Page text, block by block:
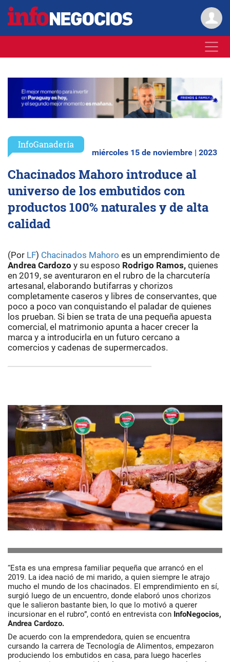
InfoGanadería
miércoles 15 de noviembre | 2023
Chacinados Mahoro introduce al
universo de los embutidos con
productos 100% naturales y de alta
calidad
(Por LF) Chacinados Mahoro es un emprendimiento de
Andrea Cardozo y su esposo Rodrigo Ramos, quienes
en 2019, se aventuraron en el rubro de la charcutería
artesanal, elaborando butifarras y chorizos
completamente caseros y libres de conservantes, que
poco a poco van conquistando el paladar de quienes
los prueban. Si bien se trata de una pequeña apuesta
comercial, el matrimonio apunta a hacer crecer la
marca y a introducirla en un futuro cercano a
comercios y cadenas de supermercados.
“Esta es una empresa familiar pequeña que arrancó en el
2019. La idea nació de mi marido, a quien siempre le atrajo
mucho el mundo de los chacinados. El emprendimiento en sí,
surgió luego de un encuentro, donde elaboró unos chorizos
que le salieron bastante bien, lo que lo motivó a querer
incursionar en el rubro”, contó en entrevista con InfoNegocios,
Andrea Cardozo.
De acuerdo con la emprendedora, quien se encuentra
cursando la carrera de Tecnología de Alimentos, empezaron
produciendo los embutidos en casa, para luego hacerles